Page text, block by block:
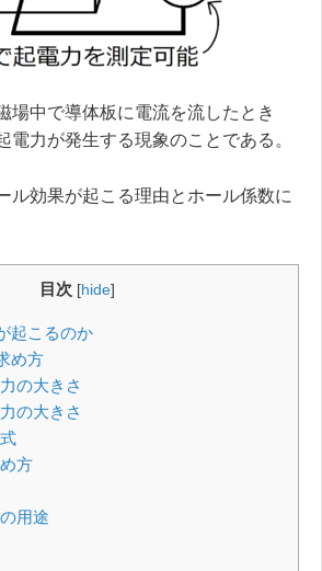
場中で導体板に電流を流したとき
電力が発生する現象のことである。
ル効果が起こる理由とホール係数に
目次 [hide]
起こるのか
め方
の大きさ
の大きさ
方
用途